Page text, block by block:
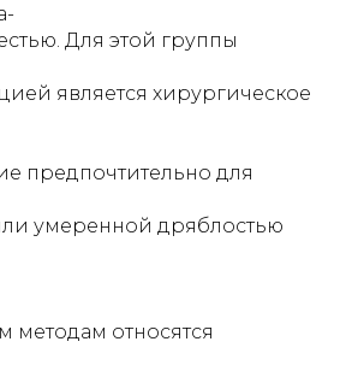
Для этой группы
является хирургическое
предпочтительно для
умеренной дряблостью
относятся